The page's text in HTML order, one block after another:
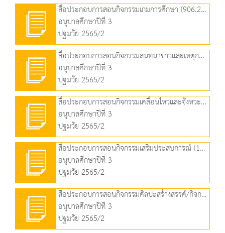
สื่อประกอบการสอนกิจกรรมเกมการศึกษา (906.20 KB)
อนุบาลศึกษาปีที่ 3
ปฐมวัย 2565/2
สื่อประกอบการสอนกิจกรรมสนทนาข่าวและเหตุการณ์ (672.71 KB)
อนุบาลศึกษาปีที่ 3
ปฐมวัย 2565/2
สื่อประกอบการสอนกิจกรรมเคลื่อนไหวและจังหวะ (799.64 KB)
อนุบาลศึกษาปีที่ 3
ปฐมวัย 2565/2
สื่อประกอบการสอนกิจกรรมเสริมประสบการณ์ (1.90 MB)
อนุบาลศึกษาปีที่ 3
ปฐมวัย 2565/2
สื่อประกอบการสอนกิจกรรมศิลปะสร้างสรรค์/กิจกรรมเล่นตามมุม (1.29 MB)
อนุบาลศึกษาปีที่ 3
ปฐมวัย 2565/2